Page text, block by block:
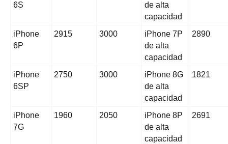
6S
de alta
capacidad
iPhone
6P
2915 3000
iPhone 7P
de alta
capacidad
2890
iPhone
6SP
2750 3000
iPhone 8G
de alta
capacidad
1821
iPhone
7G
1960 2050
iPhone 8P
de alta
capacidad
2691